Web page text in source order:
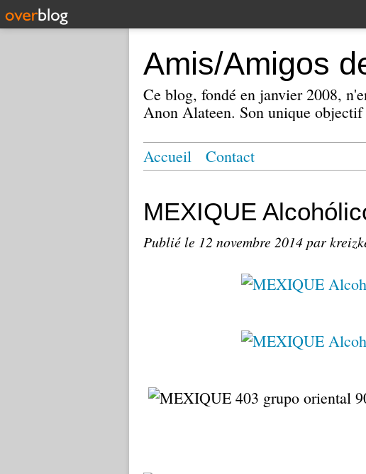
Amis/Amigos
Ce blog, fondé en janvier 2008,
Anon Alateen. Son unique
Accueil Contact
MEXIQUE
Publié le 12 novembre 2014par